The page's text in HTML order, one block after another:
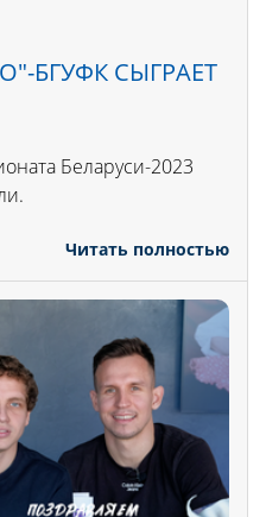
БГУФК СЫГРАЕТ
Беларуси-2023
Читать полностью